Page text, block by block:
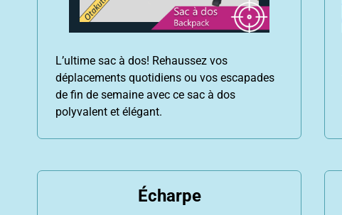
L’ultime sac à dos! Rehaussez vos
déplacements quotidiens ou vos escapades
de fin de semaine avec ce sac à dos
polyvalent et élégant.
Écharpe